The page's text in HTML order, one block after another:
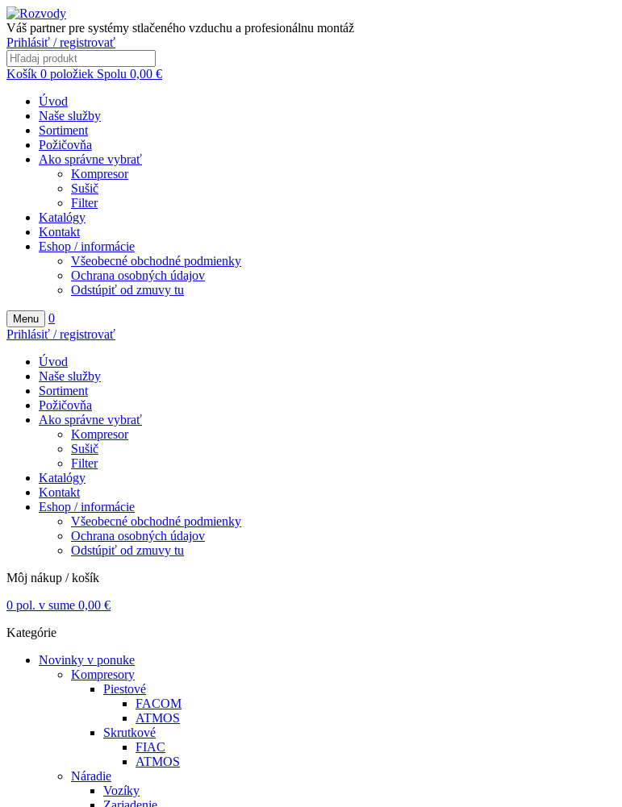
Váš partner pre systémy stlačeného vzduchu a profesionálnu montáž
Prihlásiť / registrovať
Košík 0 položiek Spolu 0,00 €
Úvod
Naše služby
Sortiment
Požičovňa
Ako správne vybrať
Kompresor
Sušič
Filter
Katalógy
Kontakt
Eshop / informácie
Všeobecné obchodné podmienky
Ochrana osobných údajov
Odstúpiť od zmuvy tu
Menu
0
Prihlásiť / registrovať
Úvod
Naše služby
Sortiment
Požičovňa
Ako správne vybrať
Kompresor
Sušič
Filter
Katalógy
Kontakt
Eshop / informácie
Všeobecné obchodné podmienky
Ochrana osobných údajov
Odstúpiť od zmuvy tu
Môj nákup / košík
0 pol. v sume 0,00 €
Kategórie
Novinky v ponuke
Kompresory
Piestové
FACOM
ATMOS
Skrutkové
FIAC
ATMOS
Náradie
Vozíky